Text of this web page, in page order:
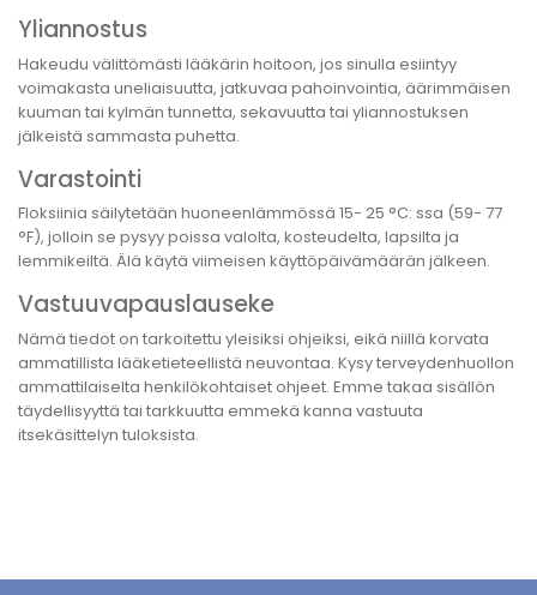
Yliannostus
Hakeudu välittömästi lääkärin hoitoon, jos sinulla esiintyy
voimakasta uneliaisuutta, jatkuvaa pahoinvointia, äärimmäisen
kuuman tai kylmän tunnetta, sekavuutta tai yliannostuksen
jälkeistä sammasta puhetta.
Varastointi
Floksiinia säilytetään huoneenlämmössä 15- 25 °C: ssa (59- 77
°F), jolloin se pysyy poissa valolta, kosteudelta, lapsilta ja
lemmikeiltä. Älä käytä viimeisen käyttöpäivämäärän jälkeen.
Vastuuvapauslauseke
Nämä tiedot on tarkoitettu yleisiksi ohjeiksi, eikä niillä korvata
ammatillista lääketieteellistä neuvontaa. Kysy terveydenhuollon
ammattilaiselta henkilökohtaiset ohjeet. Emme takaa sisällön
täydellisyyttä tai tarkkuutta emmekä kanna vastuuta
itsekäsittelyn tuloksista.